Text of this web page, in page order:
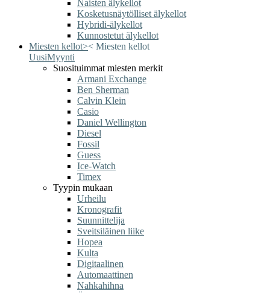
Naisten älykellot
Kosketusnäytölliset älykellot
Hybridi-älykellot
Kunnostetut älykellot
Miesten kellot>< Miesten kellot
UusiMyynti
Suosituimmat miesten merkit
Armani Exchange
Ben Sherman
Calvin Klein
Casio
Daniel Wellington
Diesel
Fossil
Guess
Ice-Watch
Timex
Tyypin mukaan
Urheilu
Kronografit
Suunnittelija
Sveitsiläinen liike
Hopea
Kulta
Digitaalinen
Automaattinen
Nahkahihna